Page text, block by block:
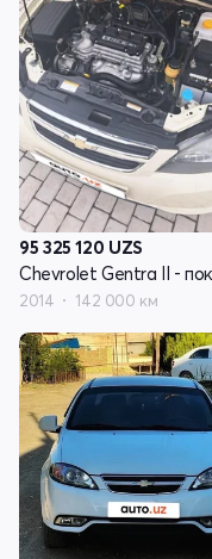
95 325 120 UZS
2014 142 000 км